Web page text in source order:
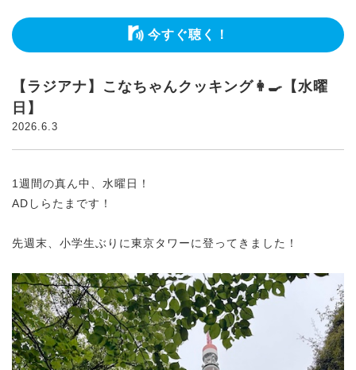
今すぐ聴く！
【ラジアナ】こなちゃんクッキング👩‍🍳【水曜
日】
2026.6.3
1週間の真ん中、水曜日！
ADしらたまです！
先週末、小学生ぶりに東京タワーに登ってきました！